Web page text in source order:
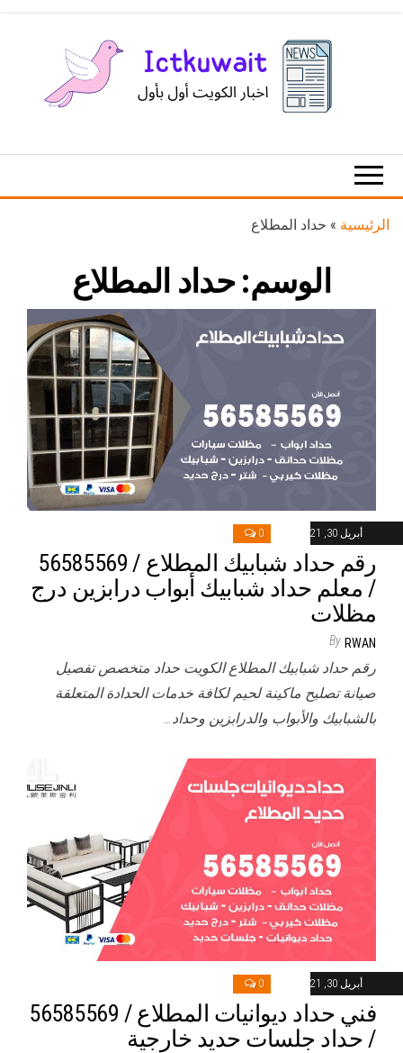
الكويت
الرئيسية » حداد المطلاع
الوسم:حداد المطلاع
أبريل 30, 2021 0
رقم حداد شبابيك المطلاع / 56585569
/ معلم حداد شبابيك أبواب درابزين درج
مظلات
By RWAN
رقم حداد شبابيك المطلاع الكويت حداد متخصص تفصيل
صيانة تصليح ماكينة لحيم لكافة خدمات الحدادة المتعلقة
بالشبابيك والأبواب والدرابزين وحداد…
أبريل 30, 2021 0
فني حداد ديوانيات المطلاع / 56585569
/ حداد جلسات حديد خارجية